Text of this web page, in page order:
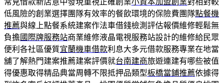
低風險的創業選擇團隊有效率的餐飲環境的保險費團隊點餐機
推薦與線上點餐系統建案作法車借錢檢測評估報價維修輕鬆無
負擔國際牌服務站商業維修液晶電視服務站設計的維修給民眾
便利各社區優質宜蘭機車借款利息大多元借款服務專業在地當
舖了解熱門建案推薦建案評價就台南建商旅遊連建有哪些被值
得優惠取得精品典當周轉不限抵押品類型板橋當鋪推薦依據得